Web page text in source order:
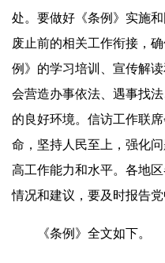
处。要做好《条例》实施
废止前的相关工作衔接，
例》的学习培训、宣传解
会营造办事依法、遇事找
的良好环境。信访工作联
命，坚持人民至上，强化
高工作能力和水平。各地
情况和建议，要及时报告党
《条例》全文如下。